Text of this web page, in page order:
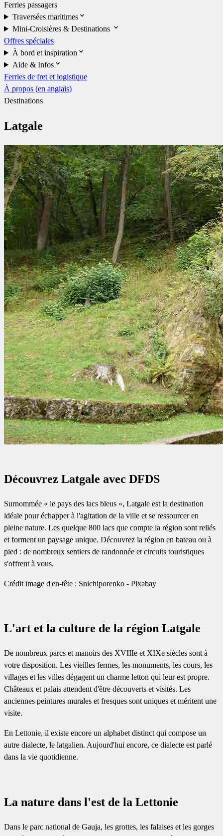
Ferries passagers
Traversées maritimes
Mini-Croisières & Destinations
Offres spéciales
À bord et inspiration
Aide & Infos
Ferries de fret et logistique
À propos (en anglais)
Destinations
Latgale
Découvrez Latgale avec DFDS
Surnommée « le pays des lacs bleus », Latgale est la destination
idéale pour échapper à l'agitation de la ville et se ressourcer en
pleine nature. Les quelque 800 lacs que compte la région sont reliés
et forment un paysage unique. Découvrez la région en bateau ou à
pied : de nombreux sentiers de randonnée et circuits touristiques
s'offrent à vous.
Crédit image d'en-tête : Snichiporenko - Pixabay
L'art et la culture de la région Latgale
De nombreux parcs et manoirs des XVIIIe et XIXe siècles sont à
votre disposition. Les vieilles fermes, les monuments, les cours, les
villages et les villes dégagent un charme letton qui leur est propre.
Châteaux et palais attendent d'être découverts et visités. Les
anciennes peintures murales et fresques sont uniques et méritent une
visite.
En Lettonie, il existe encore un alphabet distinct qui compose un
autre dialecte, le latgalien. Aujourd'hui encore, ce dialecte est parlé
dans la vie quotidienne.
La nature dans l'est de la Lettonie
Dans le parc national de Gauja, les grottes, les falaises et les gorges